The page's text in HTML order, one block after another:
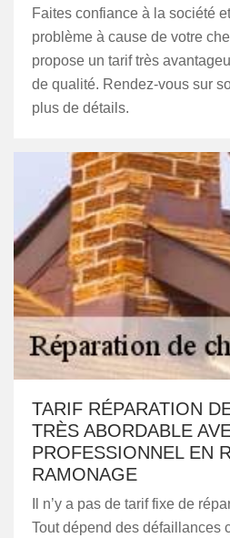
Faites confiance à la société
problème à cause de votre
propose un tarif très
de qualité. Rendez-vous sur
plus de détails.
TARIF RÉPARATION
TRÈS ABORDABLE
PROFESSIONNEL EN
RAMONAGE
Il n’y a pas de tarif fixe de
Tout dépend des défaillances